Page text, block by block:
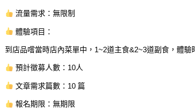
流量需求：無限制
體驗項目：
到店品嚐當時店內菜單中，1~2道主食&2~3道副食，體
預計徵募人數：10人
文章需求篇數：10 篇
報名期限：無期限